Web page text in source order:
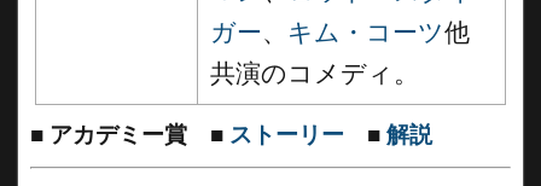
ガー、 キム・コーツ他
共演のコメディ。
■ アカデミー賞 ■ ストーリー ■ 解説